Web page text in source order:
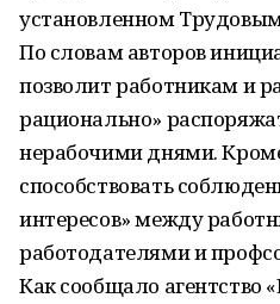
установленном
По словам авторов
позволит работникам и
рационально»
нерабочими днями.
способствовать
интересов» между
работодателями и
Как сообщало агентство